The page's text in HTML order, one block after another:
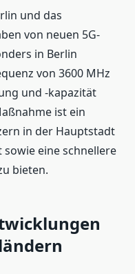
und das
von neuen 5G-
in Berlin
von 3600 MHz
und -kapazität
ist ein
in der Hauptstadt
eine schnellere
bieten.